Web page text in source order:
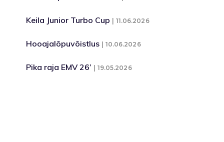
Keila Junior Turbo Cup 11.06.2026
Hooajalõpuvõistlus 10.06.2026
Pika raja EMV 26’ 19.05.2026